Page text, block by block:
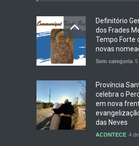
Definitório
dos Frades
Tempo Forte
novas
Sem categoria 5
Província
celebra o
em nova
das Neves
ACONTECE 4